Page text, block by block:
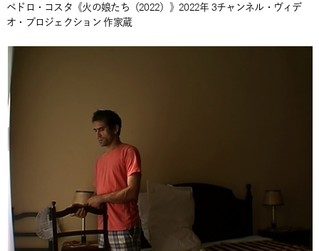
ペドロ・コスタ《火の娘たち（2022）》2022年 3チャンネル・ヴィデ
オ・プロジェクション 作家蔵